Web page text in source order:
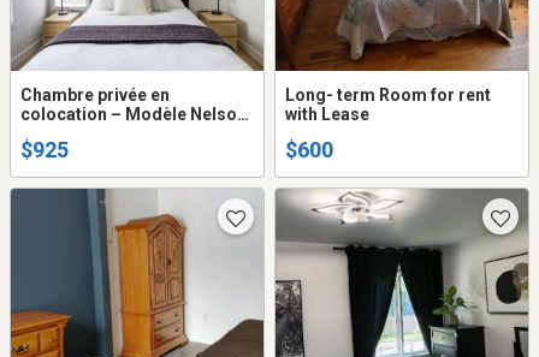
Chambre privée en
colocation – Modèle Nelson |
Entièrement meublée
$925
Long- term Room for rent
with Lease
$600